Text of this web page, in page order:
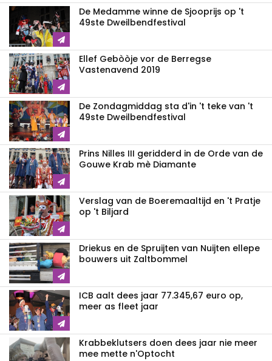
De Medamme winne de Sjooprijs op 't
49ste Dweilbendfestival
Ellef Gebòòje vor de Berregse
Vastenavend 2019
De Zondagmiddag sta d'in 't teke van 't
49ste Dweilbendfestival
Prins Nilles III geridderd in de Orde van de
Gouwe Krab mè Diamante
Verslag van de Boeremaaltijd en 't Pratje
op 't Biljard
Driekus en de Spruijten van Nuijten ellepe
bouwers uit Zaltbommel
ICB aalt dees jaar 77.345,67 euro op,
meer as fleet jaar
Krabbeklutsers doen dees jaar nie meer
mee mette n'Optocht